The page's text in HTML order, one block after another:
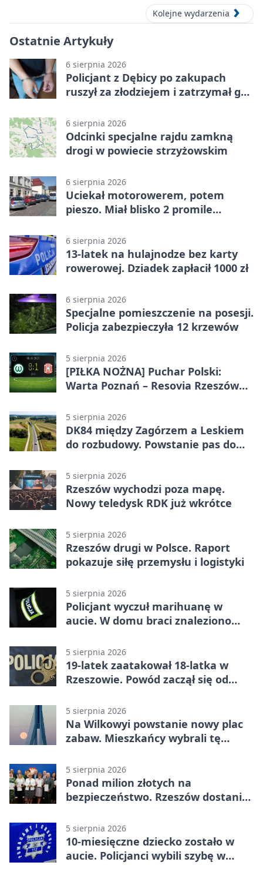
Kolejne wydarzenia
Ostatnie Artykuły
6 sierpnia 2026
Policjant z Dębicy po zakupach
ruszył za złodziejem i zatrzymał go
6 sierpnia 2026
Odcinki specjalne rajdu zamkną
drogi w powiecie strzyżowskim
6 sierpnia 2026
Uciekał motorowerem, potem
pieszo. Miał blisko 2 promile
6 sierpnia 2026
13-latek na hulajnodze bez karty
rowerowej. Dziadek zapłacił 1000 zł
6 sierpnia 2026
Specjalne pomieszczenie na posesji.
Policja zabezpieczyła 12 krzewów
5 sierpnia 2026
[PIŁKA NOŻNA] Puchar Polski:
Warta Poznań – Resovia Rzeszów
pierwszoligowca
5 sierpnia 2026
DK84 między Zagórzem a Leskiem
do rozbudowy. Powstanie pas do
5 sierpnia 2026
Rzeszów wychodzi poza mapę.
Nowy teledysk RDK już wkrótce
5 sierpnia 2026
Rzeszów drugi w Polsce. Raport
pokazuje siłę przemysłu i logistyki
5 sierpnia 2026
Policjant wyczuł marihuanę w
aucie. W domu braci znaleziono
5 sierpnia 2026
19-latek zaatakował 18-latka w
Rzeszowie. Powód zaczął się od
5 sierpnia 2026
Na Wilkowyi powstanie nowy plac
zabaw. Mieszkańcy wybrali tę
5 sierpnia 2026
Ponad milion złotych na
bezpieczeństwo. Rzeszów dostanie
5 sierpnia 2026
10-miesięczne dziecko zostało w
aucie. Policjanci wybili szybę w